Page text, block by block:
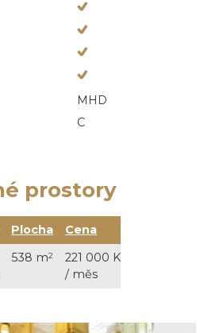
MHD
C
prostory
Plocha Cena
538 m2
221 000 Kč
/ měs